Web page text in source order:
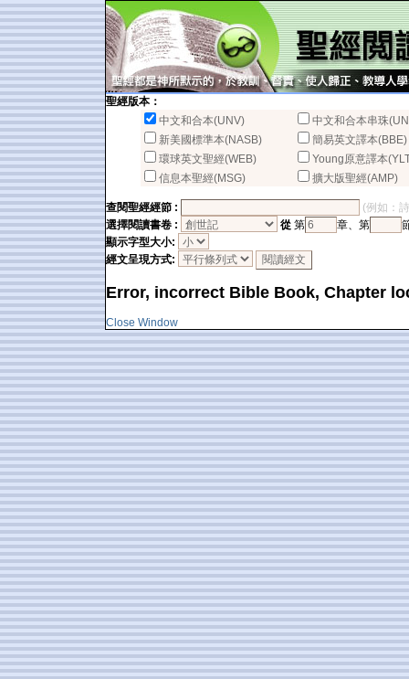
聖經版本：
中文和合本(UNV)
中文和合本串珠
新美國標準本(NASB)
簡易英文譯本(BBE)
環球英文聖經(WEB)
Young原意譯本
信息本聖經(MSG)
擴大版聖經(AMP)
查閱聖經經節 :
(例如：
選擇閱讀書卷 :
從 第 章、第
顯示字型大小:
經文呈現方式:
Error, incorrect Bible Book, Chapter
Close Window